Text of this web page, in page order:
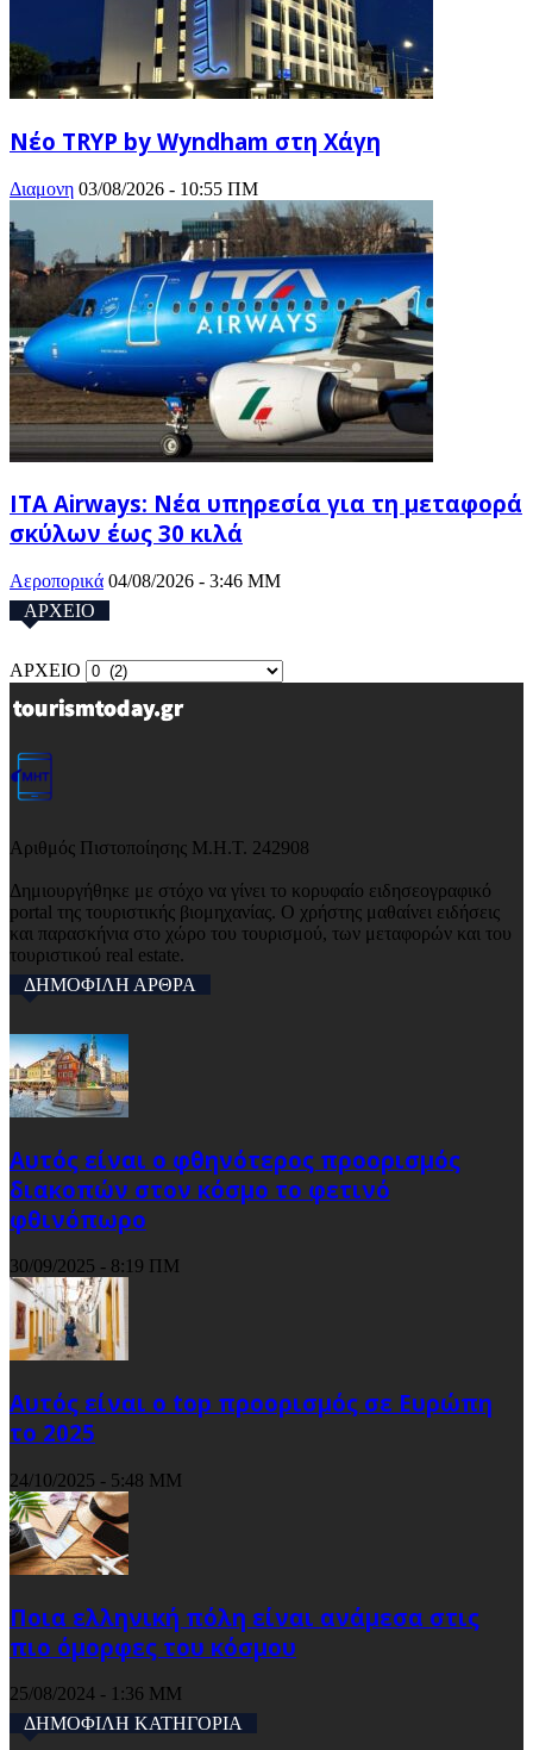
Νέο TRYP by Wyndham στη Χάγη
Διαμονη 03/08/2026 - 10:55 ΠΜ
ITA Airways: Νέα υπηρεσία για τη μεταφορά
σκύλων έως 30 κιλά
Αεροπορικά 04/08/2026 - 3:46 ΜΜ
ΑΡΧΕΙΟ
ΑΡΧΕΙΟ
Αριθμός Πιστοποίησης Μ.Η.Τ. 242908
Δημιουργήθηκε με στόχο να γίνει το κορυφαίο ειδησεογραφικό
portal της τουριστικής βιομηχανίας. Ο χρήστης μαθαίνει ειδήσεις
και παρασκήνια στο χώρο του τουρισμού, των μεταφορών και του
τουριστικού real estate.
ΔΗΜΟΦΙΛΗ ΑΡΘΡΑ
Αυτός είναι ο φθηνότερος προορισμός
διακοπών στον κόσμο το φετινό
φθινόπωρο
30/09/2025 - 8:19 ΠΜ
Αυτός είναι ο top προορισμός σε Ευρώπη
το 2025
24/10/2025 - 5:48 ΜΜ
Ποια ελληνική πόλη είναι ανάμεσα στις
πιο όμορφες του κόσμου
25/08/2024 - 1:36 ΜΜ
ΔΗΜΟΦΙΛΗ ΚΑΤΗΓΟΡΙΑ